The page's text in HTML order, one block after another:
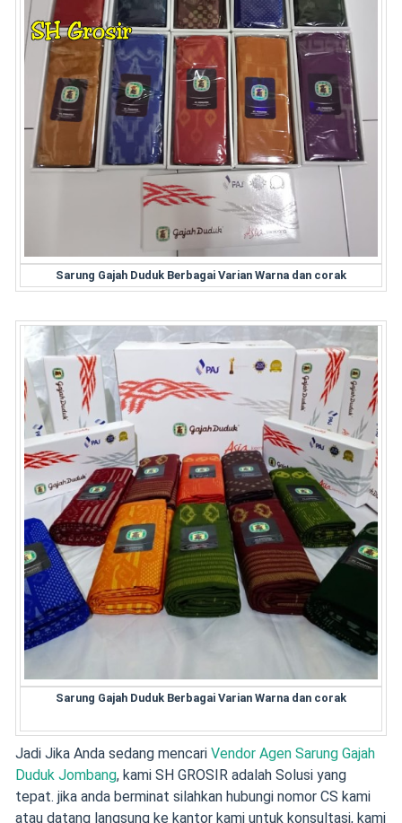
Sarung Gajah Duduk Berbagai Varian Warna dan corak
Sarung Gajah Duduk Berbagai Varian Warna dan corak
Jadi Jika Anda sedang mencari Vendor Agen Sarung Gajah
Duduk Jombang, kami SH GROSIR adalah Solusi yang
tepat. jika anda berminat silahkan hubungi nomor CS kami
atau datang langsung ke kantor kami untuk konsultasi, kami